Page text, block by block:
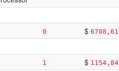
0 $ 6708,61
1 $ 1154,84